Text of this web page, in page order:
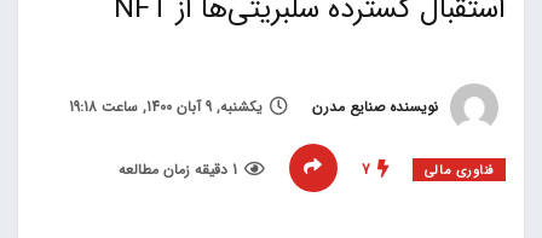
استقبال گسترده سلبریتی‌ها از NFT
نویسنده صنایع مدرن یکشنبه, 9 آبان 1400, ساعت 19:18
فناوری مالی 7 1 دقیقه زمان مطالعه